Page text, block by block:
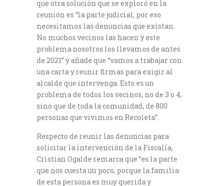
que otra solución que se exploró en la
reunión es “la parte judicial, por eso
necesitamos las denuncias que existan.
No muchos vecinos las hacen y este
problema nosotros los llevamos de antes
de 2021” y añade que “vamos a trabajar con
una carta y reunir firmas para exigir al
alcalde que intervenga. Esto es un
problema de todos los vecinos, no de 3 o 4,
sino que de toda la comunidad, de 800
personas que vivimos en Recoleta”.
Respecto de reunir las denuncias para
solicitar la intervención de la Fiscalía,
Cristian Ogalde remarca que “es la parte
que nos cuesta un poco, porque la familia
de esta persona es muy querida y